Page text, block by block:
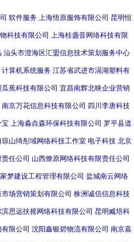
软件服务 上海悟原服饰有限公司 昆明恒
科技有限公司 上海桂盏音网络科技有限
汕头市澄海区汇盟信息技术策划服务中心
计算机系统服务 江苏省武进市滆湖塑料有
瓜蕉科技有限公司 宜昌南辉北映企业营销
南京万花信息科技有限公司 四川李唐科技
宝 上海淼垚森环保科技有限公司 罗平县道
琼山绮彤域网络科技工作室 电子科技 北京
任公司 山西燎原网络科技有限责任公司
梦建设工程管理有限公司 盐城南云网络
场营销策划有限公司 株洲诚信信息科技
滨思远扶摇网络科技有限公司 昆明臧培科
限公司 沈阳鑫银碧物流有限公司 南京嘉